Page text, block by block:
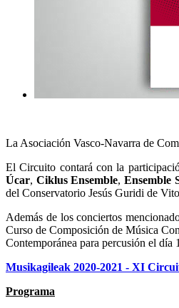
La Asociación Vasco-Navarra de
El Circuito contará con la
Úcar, Ciklus Ensemble,Ensemble
del Conservatorio Jesús Guridi de
Además de los conciertos
Curso de Composición de Música
Contemporánea para percusión el día
Musikagileak 2020-2021 - XI
Programa